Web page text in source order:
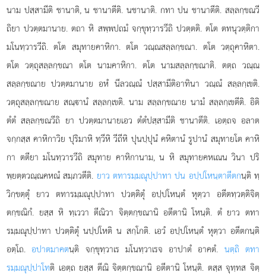
นาม ปสฺสามีติ ชานาติ, น ชานาตีติ. นชานาติ. กทา ปน ชานาตีติ. สลฺลกฺขณวี
ถิยา ปวตฺตมานาย. ตถา หิ สพฺพปถมํ จกฺขุทฺวารวีถิ ปวตฺตติ. ตโต ตทนุวตฺติกา
มโนทฺวารวีถิ. ตโต สมุทายคาหิกา. ตโต วณฺณสลฺลกฺขณา. ตโต วตฺถุคาหิตา.
ตโต วตฺถุสลฺลกฺขณา ตโต นามคาหิกา. ตโต นามสลฺลกฺขณาติ. ตตฺถ วณฺณ
สลฺลกฺขณาย ปวตฺตมานาย อหํ นีลวณฺณํ ปสฺสามีติอาทินา วณฺณํ สลฺลกฺเขติ.
วตฺถุสลฺลกฺขณาย สณฺานํ สลฺลกฺเขติ. นาม สลฺลกฺขณาย นามํ สลฺลกฺเขตีติ. อิติ
ตํตํ สลฺลกฺขณวีถิ ยา ปวตฺตมานายเอว ตํตํปสฺสามีติ ชานาตีติ. เอตฺถจ อลาต
จกฺกสฺส คาหิกาวิย ปุริมาหิ ทฺวีหิ วีถีหิ ปุนปฺปุนํ คหิตานํ รูปานํ สมุทายโต คาหิ
กา ตตียา มโนทฺวารวีถิ สมุทาย คาหิกานาม, น หิ สมุทายคหเณน วินา ปริ
พฺยตฺตวณฺณคหณํ สมฺภวตีติ. ยาว ตทารมฺมณุปฺปาทา ปน อปฺปโหนฺตาตีตกนฺติ ทฺ
วิกฺขตฺตุํ ยาว ตทารมฺมณุปฺปาทา ปวตฺติตุํ อปฺปโหนฺตํ หุตฺวา อตีตทฺวตฺติจิตฺ
ตกฺขณิกํ. ยสฺส หิ ทฺเววา ตีณิวา จิตฺตกฺขณานิ อตีตานิ โหนฺติ. ตํ ยาว ตทา
รมฺมณุปฺปาทา ปวตฺติตุํ นปฺปโหติ น สกฺโกติ. เอวํ อปฺปโหนฺตํ หุตฺวา อตีตกนฺติ
อตฺโถ.อปาตมาคตนฺติ จกฺขุทฺวาเร มโนทฺวาเรจ อาปาตํ อาคตํ. นตฺถิ ตทา
รมฺมณุปฺปาโทติ เอตฺถ ยสฺส ตีณิ จิตฺตกฺขณานิ อตีตานิ โหนฺติ. ตสฺส จุทฺทส จิตฺ